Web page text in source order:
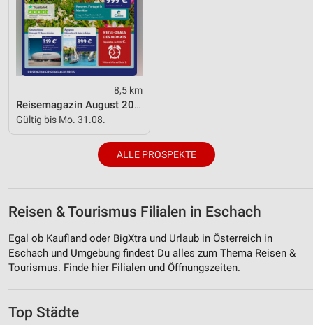
8,5 km
Reisemagazin August 2026
Gültig bis Mo. 31.08.
ALLE PROSPEKTE
Reisen & Tourismus Filialen in Eschach
Egal ob Kaufland oder BigXtra und Urlaub in Österreich in
Eschach und Umgebung findest Du alles zum Thema Reisen &
Tourismus. Finde hier Filialen und Öffnungszeiten.
Top Städte